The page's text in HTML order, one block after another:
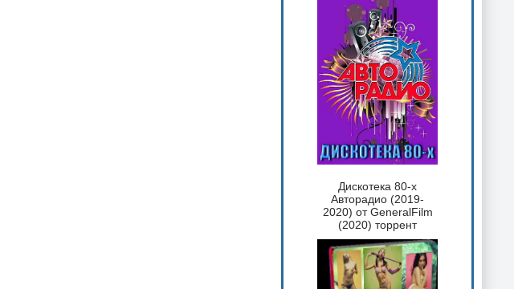
Дискотека 80-х
Авторадио (2019-
2020) от GeneralFilm
(2020) торрент